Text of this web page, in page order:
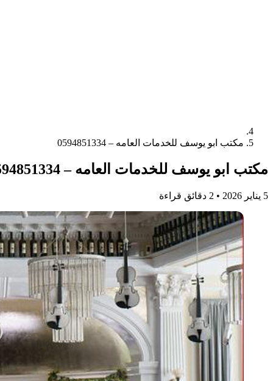
مكتب ابو يوسف للخدمات العامه – 0594851334
مكتب ابو يوسف للخدمات العامه – 0594851334
5 يناير 2026 • 2 دقائق قراءة